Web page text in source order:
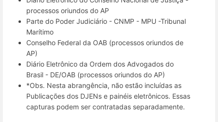
processos oriundos do AP
Parte do Poder Judiciário - CNMP - MPU -Tribunal
Marítimo
Conselho Federal da OAB (processos oriundos de
AP)
Diário Eletrônico da Ordem dos Advogados do
Brasil - DE/OAB (processos oriundos do AP)
*Obs. Nesta abrangência, não estão incluídas as
Publicações dos DJENs e painéis eletrônicos. Essas
capturas podem ser contratadas separadamente.